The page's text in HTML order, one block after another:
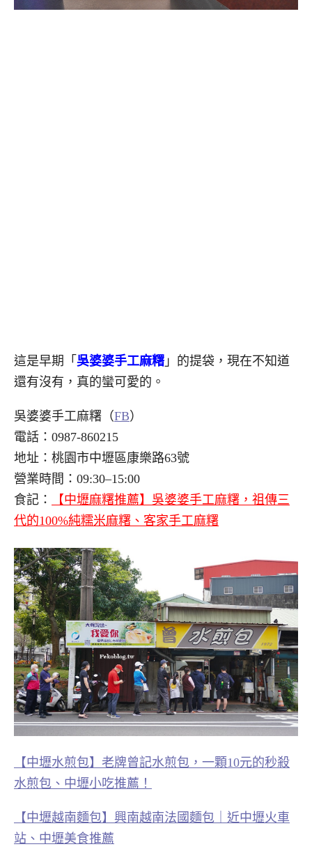
這是早期「 吳婆婆手工麻糬 」的提袋，現在不知道
還有沒有，真的蠻可愛的。
吳婆婆手工麻糬（FB）
電話：0987-860215
地址：桃園市中壢區康樂路63號
營業時間：09:30–15:00
食記：
【中壢麻糬推薦】吳婆婆手工麻糬，祖傳三
代的100%純糯米麻糬、客家手工麻糬
【中壢水煎包】老牌曾記水煎包，一顆10元的秒殺
水煎包、中壢小吃推薦！
【中壢越南麵包】興南越南法國麵包｜近中壢火車
站、中壢美食推薦